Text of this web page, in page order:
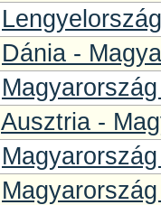
Dánia -
Ausztria -